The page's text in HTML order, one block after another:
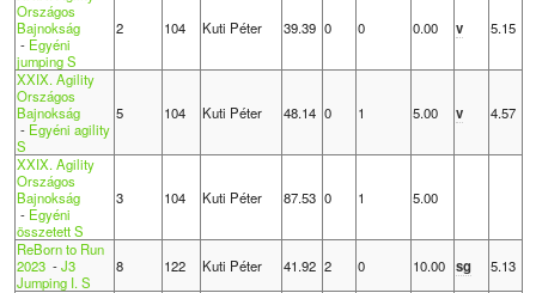
Országos
Bajnokság
- Egyéni
jumping S
2 104 Kuti Péter 39.39 0 0 0.00 v 5.15
XXIX. Agility
Országos
Bajnokság
- Egyéni agility
S
5 104 Kuti Péter 48.14 0 1 5.00 v 4.57
XXIX. Agility
Országos
Bajnokság
- Egyéni
összetett S
3 104 Kuti Péter 87.53 0 1 5.00
ReBorn to Run
2023-J3
Jumping I. S
8 122 Kuti Péter 41.92 2 0 10.00 sg
5.13